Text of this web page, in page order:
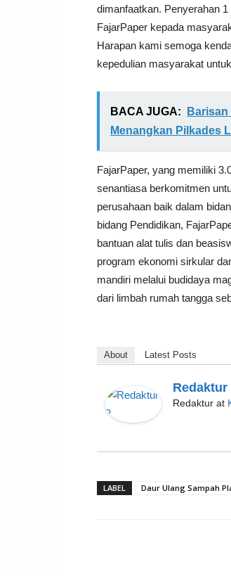
dimanfaatkan. Penyerahan
FajarPaper kepada
Harapan kami semoga
kepedulian masyarakat
BACA JUGA:
Menangkan Pilkades
FajarPaper, yang memiliki
senantiasa berkomitmen
perusahaan baik dalam
bidang Pendidikan,
bantuan alat tulis dan
program ekonomi sirkular
mandiri melalui budidaya
dari limbah rumah tangga
About Latest Posts
Redaktur
Redaktur at
LABEL Daur Ulang Sampah